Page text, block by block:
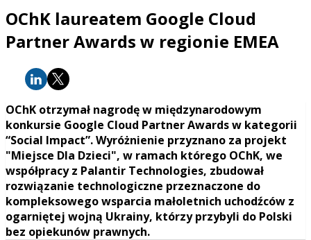
OChK laureatem Google Cloud
Partner Awards w regionie EMEA
OChK otrzymał nagrodę w międzynarodowym
konkursie Google Cloud Partner Awards w kategorii
“Social Impact”. Wyróżnienie przyznano za projekt
"Miejsce Dla Dzieci", w ramach którego OChK, we
współpracy z Palantir Technologies, zbudował
rozwiązanie technologiczne przeznaczone do
kompleksowego wsparcia małoletnich uchodźców z
ogarniętej wojną Ukrainy, którzy przybyli do Polski
bez opiekunów prawnych.